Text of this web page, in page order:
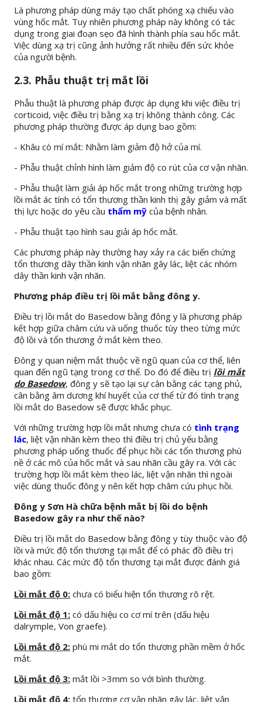
Là phương pháp dùng máy tạo chất phóng xạ chiếu vào
vùng hốc mắt. Tuy nhiên phương pháp này không có tác
dụng trong giai đoạn sẹo đã hình thành phía sau hốc mắt.
Việc dùng xạ trị cũng ảnh hưởng rất nhiều đến sức khỏe
của người bệnh.
2.3. Phẫu thuật trị mắt lồi
Phẫu thuật là phương pháp được áp dụng khi việc điều trị
corticoid, việc điều trị bằng xạ trị không thành công. Các
phương pháp thường được áp dụng bao gồm:
- Khâu cò mí mắt: Nhằm làm giảm độ hở của mí.
- Phẫu thuật chỉnh hình làm giảm độ co rút của cơ vận nhãn.
- Phẫu thuật làm giải áp hốc mắt trong những trường hợp
lồi mắt ác tính có tổn thương thần kinh thị gây giảm và mất
thị lực hoặc do yêu cầu thẩm mỹ của bệnh nhân.
- Phẫu thuật tạo hình sau giải áp hốc mắt.
Các phương pháp này thường hay xảy ra các biến chứng
tổn thương dây thần kinh vận nhãn gây lác, liệt các nhóm
dây thần kinh vận nhãn.
Phương pháp điều trị lồi mắt bằng đông y.
Điều trị lồi mắt do Basedow bằng đông y là phương pháp
kết hợp giữa châm cứu và uống thuốc tùy theo từng mức
độ lồi và tổn thương ở mắt kèm theo.
Đông y quan niệm mắt thuộc về ngũ quan của cơ thể, liên
quan đến ngũ tạng trong cơ thể. Do đó để điều trị lồi mắt
do Basedow, đông y sẽ tạo lại sự cân bằng các tạng phủ,
cân bằng âm dương khí huyết của cơ thể từ đó tình trạng
lồi mắt do Basedow sẽ được khắc phục.
Với những trường hợp lồi mắt nhưng chưa có tình trạng
lác, liệt vận nhãn kèm theo thì điều trị chủ yếu bằng
phương pháp uống thuốc để phục hồi các tổn thương phù
nề ở các mô của hốc mắt và sau nhãn cầu gây ra. Với các
trường hợp lồi mắt kèm theo lác, liệt vận nhãn thì ngoài
việc dùng thuốc đông y nên kết hợp châm cứu phục hồi.
Đông y Sơn Hà chữa bệnh mắt bị lồi do bệnh
Basedow gây ra như thế nào?
Điều trị lồi mắt do Basedow bằng đông y tùy thuộc vào độ
lồi và mức độ tổn thương tại mắt để có phác đồ điều trị
khác nhau. Các mức độ tổn thương tại mắt được đánh giá
bao gồm:
Lồi mắt độ 0: chưa có biểu hiện tổn thương rõ rệt.
Lồi mắt độ 1: có dấu hiệu co cơ mí trên (dấu hiệu
dalrymple, Von graefe).
Lồi mắt độ 2: phù mi mắt do tổn thương phần mềm ở hốc
mắt.
Lồi mắt độ 3: mắt lồi >3mm so với bình thường.
Lồi mắt độ 4: tổn thương cơ vận nhãn gây lác, liệt vận